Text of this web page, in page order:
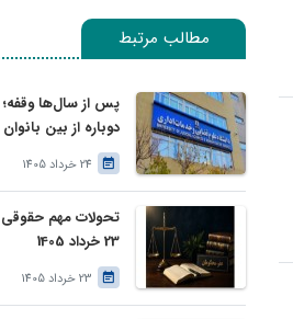
مطالب مرتبط
پس از سال‌ها
دوباره از بین
24 خرداد 1405
تحولات مهم حقوقی
23 خرداد 1405
23 خرداد 1405